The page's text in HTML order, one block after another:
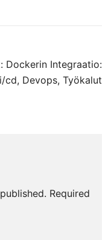
Dockerin Integraatio:
cd, Devops, Työkalut
Required